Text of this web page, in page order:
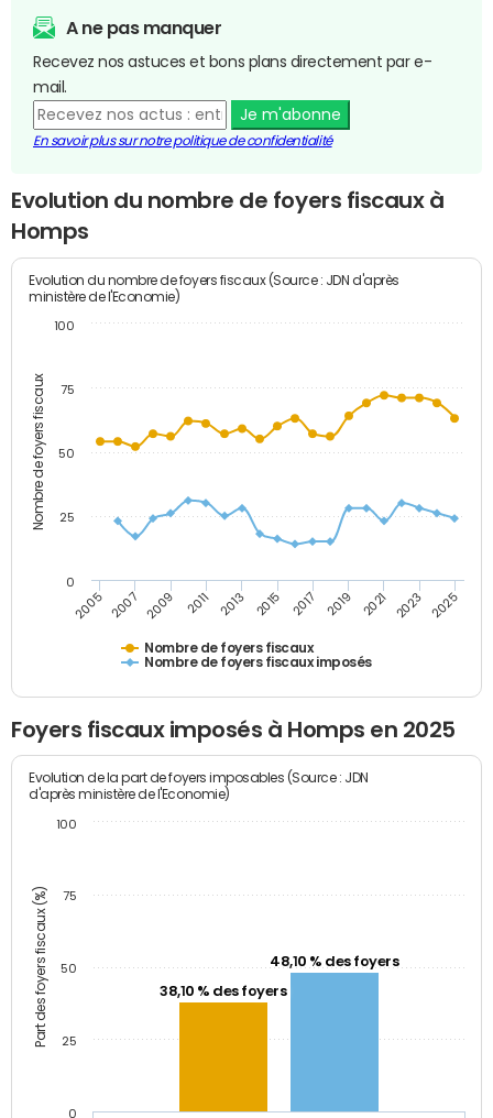
A ne pas manquer
Recevez nos astuces et bons plans directement par e-
mail.
Je m'abonne
En savoir plus sur notre politique de confidentialité
Evolution du nombre de foyers fiscaux à
Homps
Nombre de foyers fiscaux
Evolution du nombre de foyers fiscaux (Source : JDN d'après
ministère de l'Economie)
Nombre de foyers fiscaux
Nombre de foyers fiscaux imposés
2005 2007 2009 2011 2013 2015 2017 2019 2021 2023 2025
0
25
50
75
100
Foyers fiscaux imposés à Homps en 2025
Part des foyers fiscaux (%)
Evolution de la part de foyers imposables (Source : JDN
d'après ministère de l'Economie)
38,10 % des foyers
48,10 % des foyers
0
25
50
75
100